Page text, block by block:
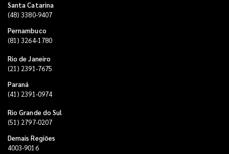
Santa Catarina
(48) 3380-9407
Pernambuco
(81) 3264-1780
Rio de Janeiro
(21) 2391-7675
Paraná
(41) 2391-0974
Rio Grande do Sul
(51) 2797-0207
Demais Regiões
4003-9016